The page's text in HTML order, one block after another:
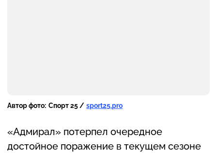
Автор фото: Спорт 25 / sport25.pro
«Адмирал» потерпел очередное
достойное поражение в текущем сезоне